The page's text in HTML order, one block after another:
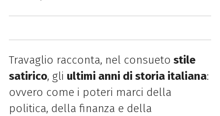
Travaglio racconta, nel consueto stile
satirico, gli ultimi anni di storia italiana:
ovvero come i poteri marci della
politica, della finanza e della